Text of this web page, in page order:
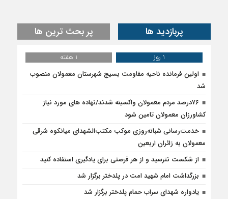
پربازدید ها پر بحث ترین ها
1 روز
1 هفته
اولین فرمانده ناحیه مقاومت بسیج شهرستان معمولان منصوب
شد
۷۶درصد مردم معمولان واکسینه شدند/نهاده های مورد نیاز
کشاورزان معمولان تامین شود
خدمت‌رسانی شبانه‌روزی موکب مکتب‌الشهدای میانکوه شرقی
معمولان به زائران اربعین
از شکست نترسید و از هر فرصتی برای یادگیری استفاده کنید
بزرگداشت امام شهید امت در پلدختر برگزار شد
یادواره شهدای سراب حمام پلدختر برگزار شد